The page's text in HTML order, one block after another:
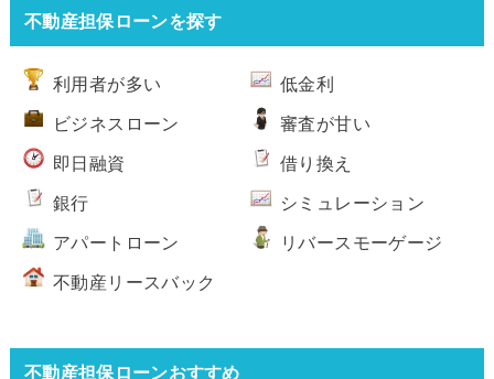
不動産担保ローンを探す
利用者が多い 低金利
ビジネスローン 審査が甘い
即日融資 借り換え
銀行 シミュレーション
アパートローン リバースモーゲージ
不動産リースバック
不動産担保ローンおすすめ